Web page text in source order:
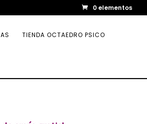
0 elementos
TIENDA OCTAEDRO PSICO